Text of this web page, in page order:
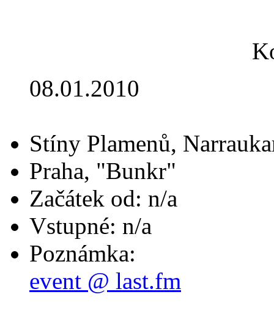
08.01.2010
Stíny Plamenů,
Praha, "Bunkr"
Začátek od: n/a
Vstupné: n/a
Poznámka:
event @ last.fm